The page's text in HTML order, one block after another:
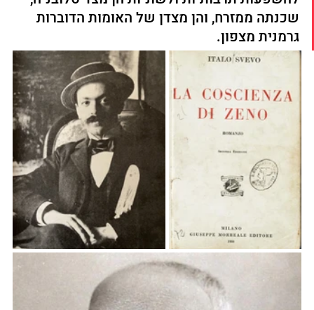
שכנתה ממזרח, והן מצדן של האומות הדוברות
גרמנית מצפון.